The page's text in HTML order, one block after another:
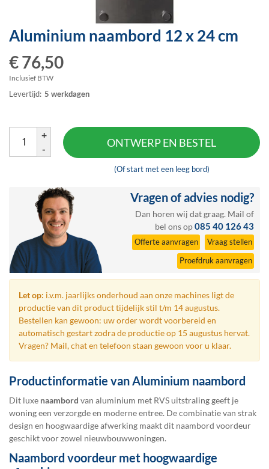
Ga
naar
het
begin
van
de
Aluminium naambord 12 x 24 cm
€ 76,50
Inclusief BTW
Levertijd: 5 werkdagen
Vragen of advies nodig?
Dan horen wij dat graag. Mail of
bel ons op085 40 126 43
Offerte aanvragen
Vraag stellen
Proefdruk aanvragen
+
-
ONTWERP EN BESTEL
(Of start met een leeg bord)
Let op: i.v.m. jaarlijks onderhoud aan onze machines ligt de
productie van dit product tijdelijk stil t/m 14 augustus.
Bestellen kan gewoon: uw order wordt voorbereid en
automatisch gestart zodra de productie op 15 augustus hervat.
Vragen? Mail, chat en telefoon staan gewoon voor u klaar.
Productinformatie van Aluminium naambord
Dit luxe naambord van aluminium met RVS uitstraling geeft je
woning een verzorgde en moderne entree. De combinatie van strak
design en hoogwaardige afwerking maakt dit naambord voordeur
geschikt voor zowel nieuwbouwwoningen.
Naambord voordeur met hoogwaardige